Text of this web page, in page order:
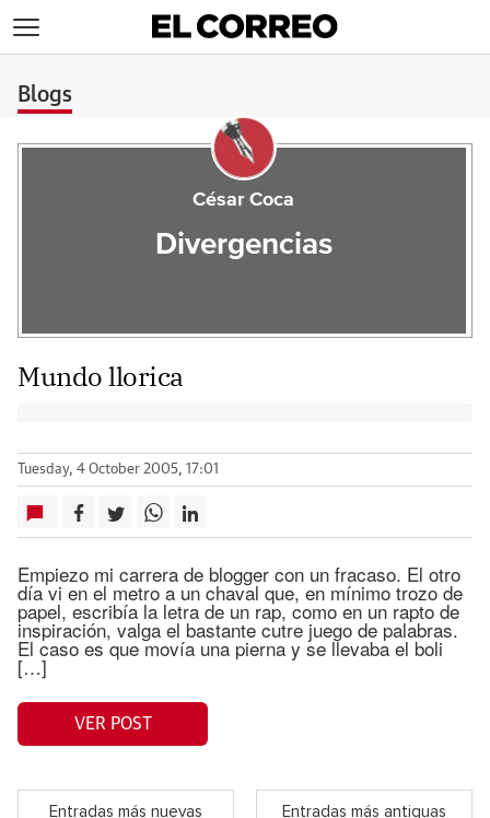
Blogs
César Coca
Divergencias
Mundo llorica
Tuesday, 4 October 2005, 17:01
Empiezo mi carrera de blogger con un fracaso. El otro
día vi en el metro a un chaval que, en mínimo trozo de
papel, escribía la letra de un rap, como en un rapto de
inspiración, valga el bastante cutre juego de palabras.
El caso es que movía una pierna y se llevaba el boli
[…]
VER POST
Entradas más nuevas Entradas más antiguas